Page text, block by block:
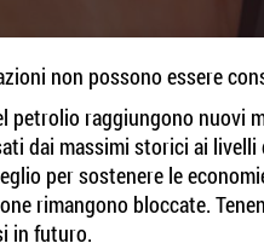
non possono essere
petrolio raggiungono nuovi
dai massimi storici ai livelli
per sostenere le
rimangono bloccate.
in futuro.